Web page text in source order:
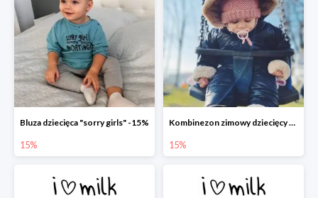
Bluza dziecięca "sorry girls" -15%
15%
Kombinezon zimowy dziecięcy z uszami czarny -15%
15%